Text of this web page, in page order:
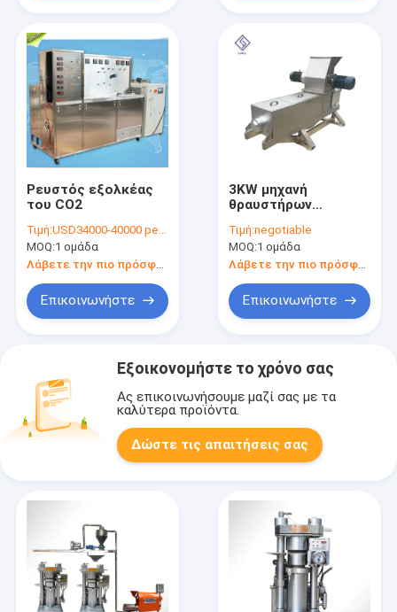
Ρευστός εξολκέας
του CO2
Τιμή:USD34000-40000 per set
MOQ:1 ομάδα
Λάβετε την πιο πρόσφατη τιμή
Επικοινωνήστε
3KW μηχανή
θραυστήρων
Τιμή:negotiable
MOQ:1 ομάδα
Επικοινωνήστε
Εξοικονομήστε το χρόνο σας
Ας επικοινωνήσουμε μαζί σας με τα
καλύτερα προϊόντα.
Δώστε τις απαιτήσεις σας